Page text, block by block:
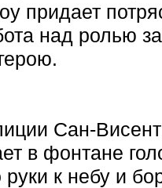
придает
над ролью
Сан-
в фонтане
к небу и